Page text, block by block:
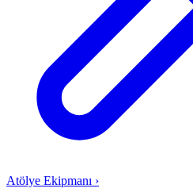
Atölye Ekipmanı ›